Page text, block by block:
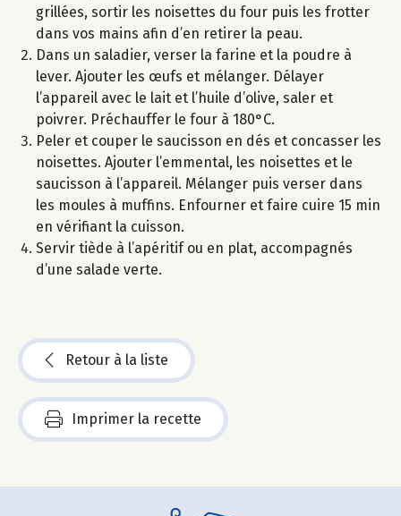
grillées, sortir les noisettes du four puis les frotter
dans vos mains afin d’en retirer la peau.
Dans un saladier, verser la farine et la poudre à
lever. Ajouter les œufs et mélanger. Délayer
l’appareil avec le lait et l’huile d’olive, saler et
poivrer. Préchauffer le four à 180°C.
Peler et couper le saucisson en dés et concasser les
noisettes. Ajouter l’emmental, les noisettes et le
saucisson à l’appareil. Mélanger puis verser dans
les moules à muffins. Enfourner et faire cuire 15 min
en vérifiant la cuisson.
Servir tiède à l’apéritif ou en plat, accompagnés
d’une salade verte.
Retour à la liste
Imprimer la recette